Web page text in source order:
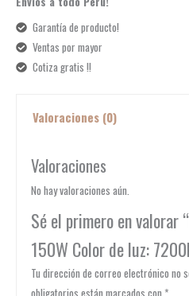
Garantía de producto!
Ventas por mayor
Cotiza gratis !!
Valoraciones (0)
Valoraciones
No hay valoraciones aún.
Sé el primero en valorar
150W Color de luz:
Tu dirección de correo electrónico no